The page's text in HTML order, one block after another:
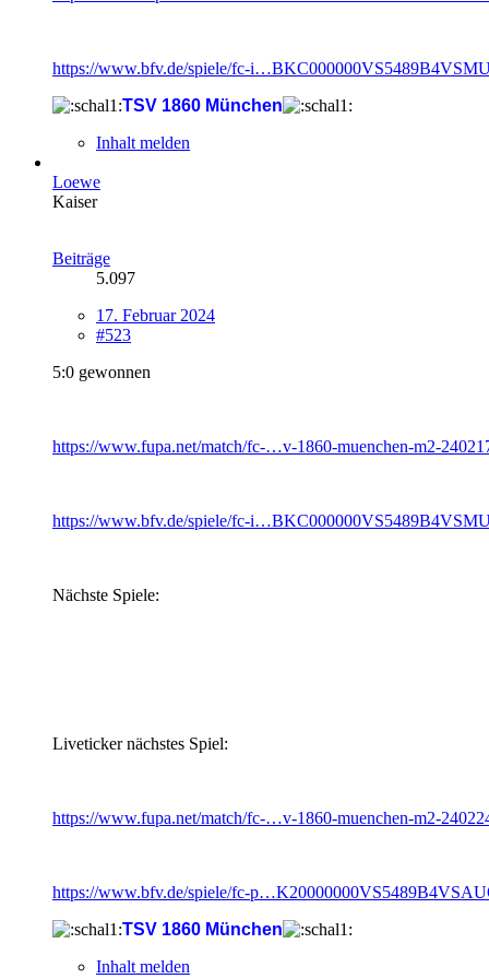
https://www.bfv.de/spiele/fc-
TSV 1860 München
Inhalt melden
Loewe
Kaiser
Beiträge
5.097
17. Februar 2024
#523
5:0 gewonnen
https://www.fupa.net/match/fc-…v-1860-muenchen-m2-
https://www.bfv.de/spiele/fc-
Nächste Spiele:
Liveticker nächstes Spiel:
https://www.fupa.net/match/fc-…v-1860-muenchen-m2-
https://www.bfv.de/spiele/fc-
TSV 1860 München
Inhalt melden